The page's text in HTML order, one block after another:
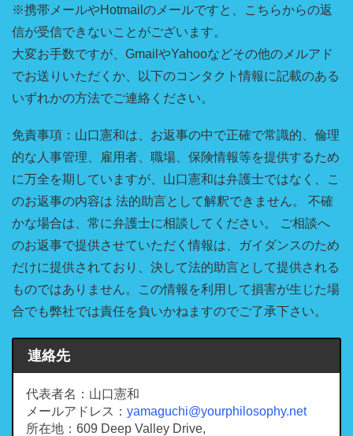
※携帯メールやHotmailのメールですと、こちらからの返
信が受信できないことがございます。
大変お手数ですが、GmailやYahooなどその他のメルアド
でお送りいただくか、以下のコンタクト情報に記載のある
いずれかの方法でご連絡ください。
免責事項：山口憲和は、お返事の中で正確で常識的、倫理
的な人事管理、雇用者、職場、保険情報等を提供するため
に万全を期していますが、山口憲和は弁護士ではなく、こ
のお返事の内容は 法的助言として解釈できません。 不確
かな場合は、常に弁護士に相談してください。 ご相談へ
のお返事で提供させていただく情報は、ガイダンスのため
だけに提供されており、決して法的助言として提供される
ものではありません。この情報を利用して損害が生じた場
合でも弊社では責任を負いかねますのでご了承下さい。
連絡先
代表者名：山口憲和
メールアドレス： yamaguchi@yourphilosophy.net
所在地：609 Deep Valley Drive,